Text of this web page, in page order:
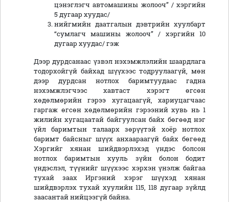
цэнэглэгч автомашины жолооч” / хэргийн
5 дугаар хуудас/
нийгмийн даатгалын дэвтрийн хуулбарт
“сумлагч машины жолооч” / хэргийн 10
дугаар хуудас/ гэж
Дээр дурдсанаас үзвэл нэхэмжлэлийн шаардлага
тодорхойгүй байхад шүүхээс тодруулаагүй, мөн
дээр дурдсан нотлох баримтуудаас гадна
нэхэмжлэгчээс хавтаст хэрэгт өгсөн
хөдөлмөрийн гэрээ хугацаагүй, хариуцагчаас
гаргаж өгсөн хөдөлмөрийн гэрээний хувь нь 1
жилийн хугацаатай байгуулсан байх бөгөөд нэг
үйл баримтын талаарх зөрүүтэй хоёр нотлох
баримт байсныг шүүх анхаараагүй байх бөгөөд
Хэргийг хянан шийдвэрлэхэд үндэс болсон
нотлох баримтын хууль зүйн болон бодит
үндэслэл, түүнийг шүүхээс хэрхэн үнэлж байгаа
тухай заах Иргэний хэрэг шүүхэд хянан
шийдвэрлэх тухай хуулийн 115, 118 дугаар зүйлд
заасантай нийцээгүй байна.